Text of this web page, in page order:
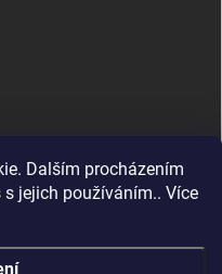
Dalším procházením
jejich používáním.. Více